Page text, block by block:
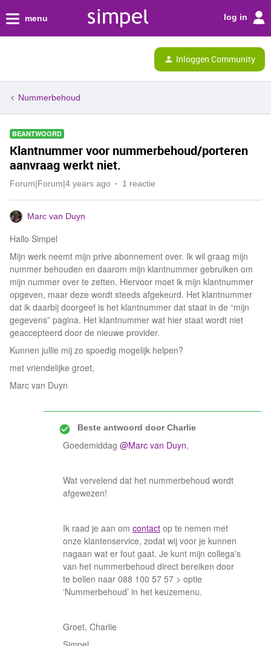
menu log in
Inloggen Community
Nummerbehoud
BEANTWOORD
Klantnummer voor nummerbehoud/porteren
aanvraag werkt niet.
Forum|Forum|4 years ago 1 reactie
Marc van Duyn
Hallo Simpel
Mijn werk neemt mijn prive abonnement over. Ik wil graag mijn
nummer behouden en daarom mijn klantnummer gebruiken om
mijn nummer over te zetten. Hiervoor moet ik mijn klantnummer
opgeven, maar deze wordt steeds afgekeurd. Het klantnummer
dat ik daarbij doorgeef is het klantnummer dat staat in de “mijn
gegevens” pagina. Het klantnummer wat hier staat wordt niet
geaccepteerd door de nieuwe provider.
Kunnen jullie mij zo spoedig mogelijk helpen?
met vriendelijke groet,
Marc van Duyn
Beste antwoord doorCharlie
Goedemiddag @Marc van Duyn,
Wat vervelend dat het nummerbehoud wordt
afgewezen!
Ik raad je aan om contact op te nemen met
onze klantenservice, zodat wij voor je kunnen
nagaan wat er fout gaat. Je kunt mijn collega's
van het nummerbehoud direct bereiken door
te bellen naar 088 100 57 57 > optie
‘Nummerbehoud’ in het keuzemenu.
Groet, Charlie